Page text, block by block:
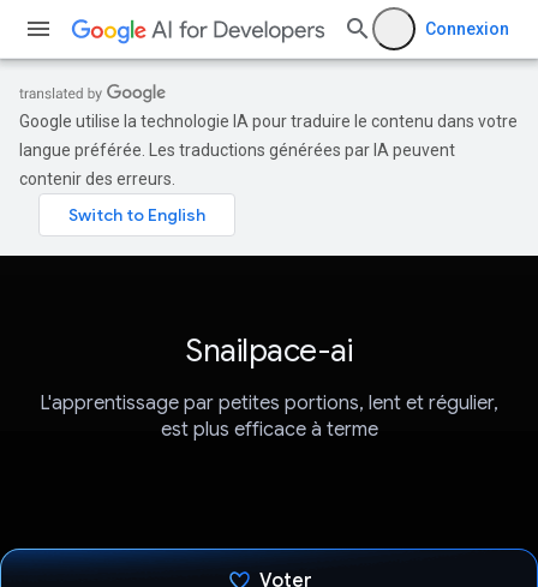
Connexion
Google utilise la technologie IA pour traduire le contenu dans votre
langue préférée. Les traductions générées par IA peuvent
contenir des erreurs.
Snailpace-ai
L'apprentissage par petites portions, lent et régulier,
est plus efficace à terme
Voter